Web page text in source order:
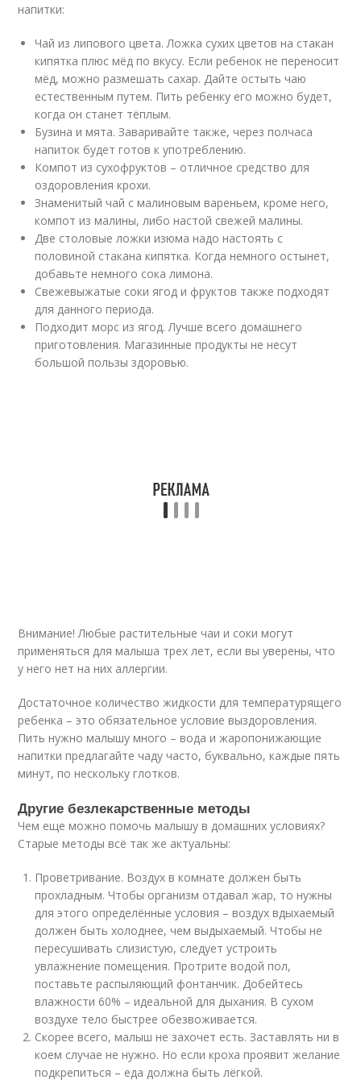
напитки:
Чай из липового цвета. Ложка сухих цветов на стакан
кипятка плюс мёд по вкусу. Если ребенок не переносит
мёд, можно размешать сахар. Дайте остыть чаю
естественным путем. Пить ребенку его можно будет,
когда он станет тёплым.
Бузина и мята. Заваривайте также, через полчаса
напиток будет готов к употреблению.
Компот из сухофруктов – отличное средство для
оздоровления крохи.
Знаменитый чай с малиновым вареньем, кроме него,
компот из малины, либо настой свежей малины.
Две столовые ложки изюма надо настоять с
половиной стакана кипятка. Когда немного остынет,
добавьте немного сока лимона.
Свежевыжатые соки ягод и фруктов также подходят
для данного периода.
Подходит морс из ягод. Лучше всего домашнего
приготовления. Магазинные продукты не несут
большой пользы здоровью.
Внимание! Любые растительные чаи и соки могут
применяться для малыша трех лет, если вы уверены, что
у него нет на них аллергии.
Достаточное количество жидкости для температурящего
ребенка – это обязательное условие выздоровления.
Пить нужно малышу много – вода и жаропонижающие
напитки предлагайте чаду часто, буквально, каждые пять
минут, по нескольку глотков.
Другие безлекарственные методы
Чем еще можно помочь малышу в домашних условиях?
Старые методы всё так же актуальны:
Проветривание. Воздух в комнате должен быть
прохладным. Чтобы организм отдавал жар, то нужны
для этого определённые условия – воздух вдыхаемый
должен быть холоднее, чем выдыхаемый. Чтобы не
пересушивать слизистую, следует устроить
увлажнение помещения. Протрите водой пол,
поставьте распыляющий фонтанчик. Добейтесь
влажности 60% – идеальной для дыхания. В сухом
воздухе тело быстрее обезвоживается.
Скорее всего, малыш не захочет есть. Заставлять ни в
коем случае не нужно. Но если кроха проявит желание
подкрепиться – еда должна быть лёгкой.